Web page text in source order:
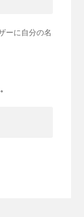
ーに自分の名